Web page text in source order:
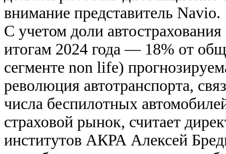
внимание представитель Navio.
С учетом доли
итогам 2024 года — 18% от
сегменте non life)
революция автотранспорта,
числа беспилотных
страховой рынок, считает
институтов АКРА Алексей